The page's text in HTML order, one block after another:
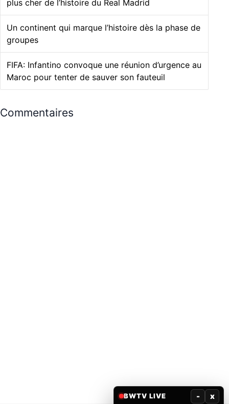
plus cher de l’histoire du Real Madrid
Un continent qui marque l’histoire dès la phase de
groupes
FIFA: Infantino convoque une réunion d’urgence au
Maroc pour tenter de sauver son fauteuil
Commentaires
BWTV LIVE - x